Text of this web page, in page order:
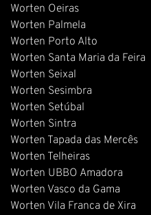
Worten Oeiras
Worten Palmela
Worten Porto Alto
Worten Santa Maria da Feira
Worten Seixal
Worten Sesimbra
Worten Setúbal
Worten Sintra
Worten Tapada das Mercês
Worten Telheiras
Worten UBBO Amadora
Worten Vasco da Gama
Worten Vila Franca de Xira